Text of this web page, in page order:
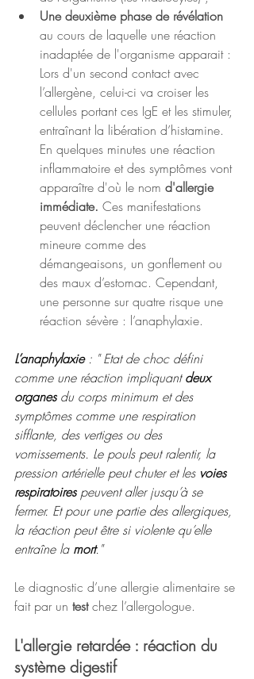
Une deuxième phase de révélation
au cours de laquelle une réaction
inadaptée de l'organisme apparait :
Lors d'un second contact avec
l’allergène, celui-ci va croiser les
cellules portant ces IgE et les stimuler,
entraînant la libération d’histamine.
En quelques minutes une réaction
inflammatoire et des symptômes vont
apparaître d'où le nom d'allergie
immédiate. Ces manifestations
peuvent déclencher une réaction
mineure comme des
démangeaisons, un gonflement ou
des maux d’estomac. Cependant,
une personne sur quatre risque une
réaction sévère : l’anaphylaxie.
L’anaphylaxie : " Etat de choc défini
comme une réaction impliquant deux
organes du corps minimum et des
symptômes comme une respiration
sifflante, des vertiges ou des
vomissements. Le pouls peut ralentir, la
pression artérielle peut chuter et les voies
respiratoires peuvent aller jusqu’à se
fermer. Et pour une partie des allergiques,
la réaction peut être si violente qu’elle
entraîne la mort."
Le diagnostic d’une allergie alimentaire se
fait par un test chez l’allergologue.
L'allergie retardée : réaction du
système digestif